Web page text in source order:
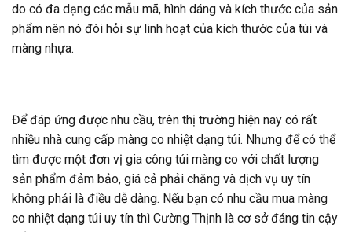
do có đa dạng các mẫu mã, hình dáng và kích thước của sản
phẩm nên nó đòi hỏi sự linh hoạt của kích thước của túi và
màng nhựa.
Để đáp ứng được nhu cầu, trên thị trường hiện nay có rất
nhiều nhà cung cấp màng co nhiệt dạng túi. Nhưng để có thể
tìm được một đơn vị gia công túi màng co với chất lượng
sản phẩm đảm bảo, giá cả phải chăng và dịch vụ uy tín
không phải là điều dễ dàng. Nếu bạn có nhu cầu mua màng
co nhiệt dạng túi uy tín thì Cường Thịnh là cơ sở đáng tin cậy